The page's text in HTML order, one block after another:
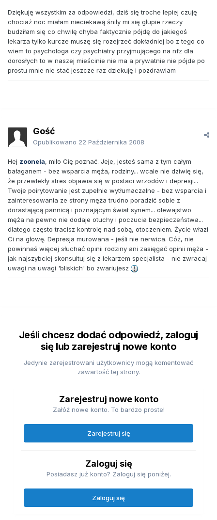
Dziękuję wszystkim za odpowiedzi, dziś się troche lepiej czuję
chociaż noc miałam nieciekawą śniły mi się głupie rzeczy
budziłam się co chwilę chyba faktycznie pójdę do jakiegoś
lekarza tylko kurcze muszę się rozejrzeć dokładniej bo z tego co
wiem to psychologa czy psychiatry przyjmującego na nfz dla
dorosłych to w naszej mieścinie nie ma a prywatnie nie pójde po
prostu mnie nie stać jeszcze raz dziekuję i pozdrawiam
Gość
Opublikowano 22 Października 2008
Hej zoonela, miło Cię poznać. Jeje, jesteś sama z tym całym
bałaganem - bez wsparcia męża, rodziny... wcale nie dziwię się,
że przewlekły stres objawia się w postaci wrzodów i depresji...
Twoje poirytowanie jest zupełnie wytłumaczalne - bez wsparcia i
zainteresowania ze strony męża trudno poradzić sobie z
dorastającą pannicą i poznającym świat synem... olewajstwo
męża na pewno nie dodaje otuchy i poczucia bezpieczeństwa...
dlatego często tracisz kontrolę nad sobą, otoczeniem. Życie włazi
Ci na głowę. Depresja murowana - jeśli nie nerwica. Cóż, nie
powinnaś więcej słuchać opinii rodziny ani zasięgać opinii męża -
jak najszybciej skonsultuj się z lekarzem specjalista - nie zwracaj
uwagi na uwagi 'bliskich' bo zwariujesz
Jeśli chcesz dodać odpowiedź, zaloguj
się lub zarejestruj nowe konto
Jedynie zarejestrowani użytkownicy mogą komentować
zawartość tej strony.
Zarejestruj nowe konto
Załóż nowe konto. To bardzo proste!
Zarejestruj się
Zaloguj się
Posiadasz już konto? Zaloguj się poniżej.
Zaloguj się